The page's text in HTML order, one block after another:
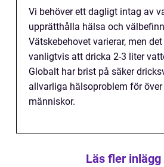
Vi behöver ett dagligt intag av
upprätthålla hälsa och
Vätskebehovet varierar, men
vanligtvis att dricka 2-3 liter
Globalt har brist på säker
allvarliga hälsoproblem för
människor.
Läs fler inlägg